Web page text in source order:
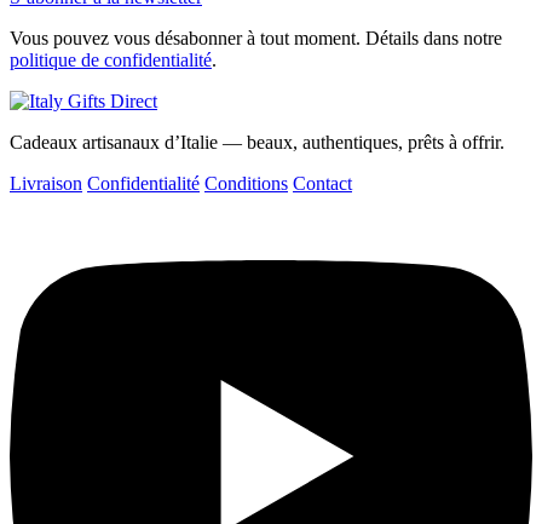
Vous pouvez vous désabonner à tout moment. Détails dans notre
politique de confidentialité.
Cadeaux artisanaux d’Italie — beaux, authentiques, prêts à offrir.
Livraison Confidentialité Conditions Contact